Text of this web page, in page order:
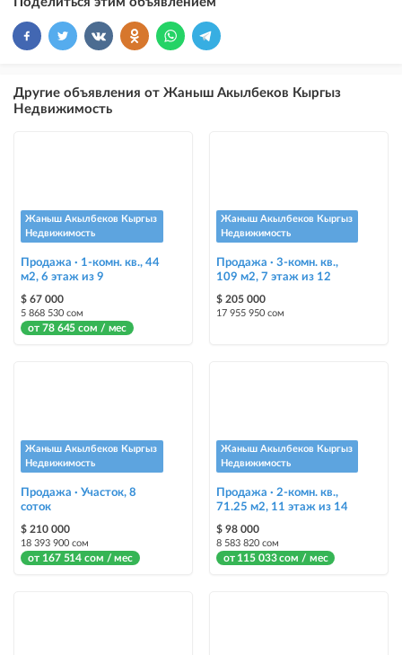
размещение объявления выше бесплатных объявлений
размещение объявления выше бесплатных объявлений (после VIP)
размещение объявления на Instagram аккаунте @house_kg и на
Telegram канале + платное продвижение на Instagram
Выделить цветом
выделение объявления цветом среди других объявлений
«Срочно»
Стикеры
Яркие стикеры с опциями, выделят ваш объект среди остальных и
помогут продать быстрее
Другие объявления от Жаныш Акылбеков Кыргыз
Недвижимость
Жаныш Акылбеков Кыргыз
Недвижимость
Продажа · 1-комн. кв., 44
м2, 6 этаж из 9
$ 67 000
5 868 530 сом
от 78 645 сом / мес
Жаныш Акылбеков Кыргыз
Недвижимость
Продажа · 3-комн. кв.,
109 м2, 7 этаж из 12
$ 205 000
17 955 950 сом
Жаныш Акылбеков Кыргыз
Недвижимость
Продажа · Участок, 8
соток
$ 210 000
18 393 900 сом
от 167 514 сом / мес
Жаныш Акылбеков Кыргыз
Недвижимость
Продажа · 2-комн. кв.,
71.25 м2, 11 этаж из 14
$ 98 000
8 583 820 сом
от 115 033 сом / мес